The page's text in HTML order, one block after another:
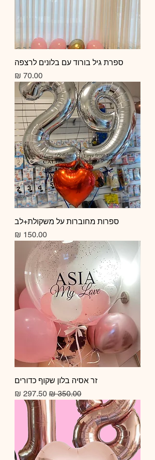
ספרת גיל בורוד עם בלונים לרצפה
מחיר
ספרות מחוברות על משקולת+לב
מחיר
זר אסיה בלון שקוף כדורים
מחיר רגיל מחיר מבצע